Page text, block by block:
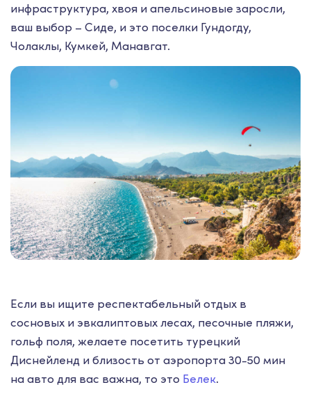
инфраструктура, хвоя и апельсиновые заросли,
ваш выбор – Сиде, и это поселки Гундогду,
Чолаклы, Кумкей, Манавгат.
Если вы ищите респектабельный отдых в
сосновых и эвкалиптовых лесах, песочные пляжи,
гольф поля, желаете посетить турецкий
Диснейленд и близость от аэропорта 30-50 мин
на авто для вас важна, то это Белек.